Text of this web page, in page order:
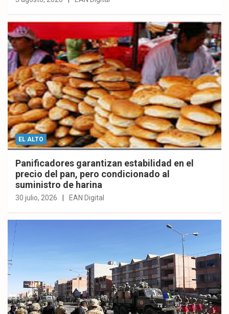
EL ALTO
Panificadores garantizan estabilidad en el
precio del pan, pero condicionado al
suministro de harina
30 julio, 2026 EAN Digital